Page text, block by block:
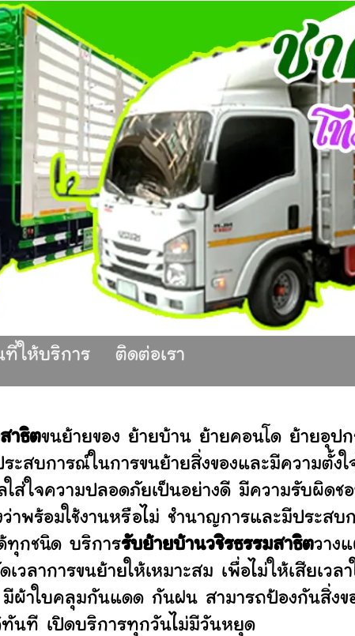
ที่ให้บริการ ติดต่อเรา
าธิตขนย้ายของ ย้ายบ้าน ย้ายคอนโด ย้ายอุป
สบการณ์ในการขนย้ายสิ่งของและมีความตั้งใ
ใส่ใจความปลอดภัยเป็นอย่างดี มีความรับผิด
าพร้อมใช้งานหรือไม่ ชำนาญการและมีประส
ทุกชนิด บริการรับย้ายบ้านวชิรธรรมสาธิตวาง
วลาการขนย้ายให้เหมาะสม เพื่อไม่ให้เสียเว
ผ้าใบคลุมกันแดด กันฝน สามารถป้องกันสิ่ง
ทันที เปิดบริการทุกวันไม่มีวันหยุด